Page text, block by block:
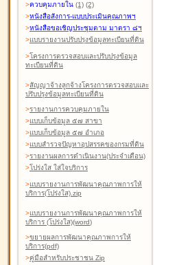
>ควบคุมภายใน (1) (2)
>หนังสือสังการ-แบบประเมินคุณภาพฯ
>หนังสือขอเชิญประชุมตาม มาตรา ๘ฯ
>แบบรายงานปรับปรุงข้อมูลทะเบียนที่ดิน
>โครงการตรวจสอบและปรับปรุงข้อมูล
ทะเบียนที่ดิน
>สัญญาจ้างลูกจ้างโครงการตรวจสอบและ
ปรับปรุงข้อมูลทะเบียนที่ดิน
>รายงานการควบคุมภายใน
>แบบเก็บข้อมูล ๕๗ สาขา
>แบบเก็บข้อมูล ๕๗ อำเภอ
>แบบสำรวจปัญหาอุปสรรคของกรมที่ดิน
>รายงานผลการดำเนินงาน(ประจำเดือน)
>โปร่งใส ใส่ใจบริการ
>แบบรายงานการพัฒนาคุณภาพการให้
บริการ(โปร่งใส).zip
>แบบรายงานการพัฒนาคุณภาพการให้
บริการ (โปร่งใส)(word)
>ขยายผลการพัฒนาคุณภาพการให้
บริการ(pdf)
>คู่มือสำหรับประชาชน Zip